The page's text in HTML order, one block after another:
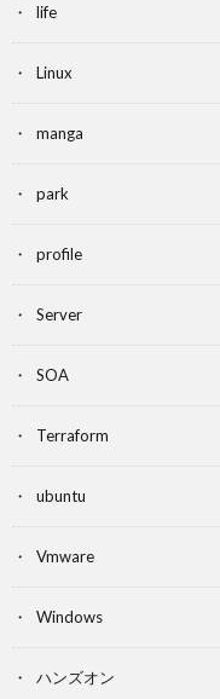
life
Linux
manga
park
profile
Server
SOA
Terraform
ubuntu
Vmware
Windows
ハンズオン